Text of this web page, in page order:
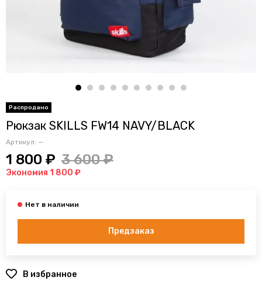
Рюкзак SKILLS FW14 NAVY/BLACK
Артикул: —
1 800 ₽ 3 600 ₽
Экономия 1 800 ₽
Предзаказ
В избранное